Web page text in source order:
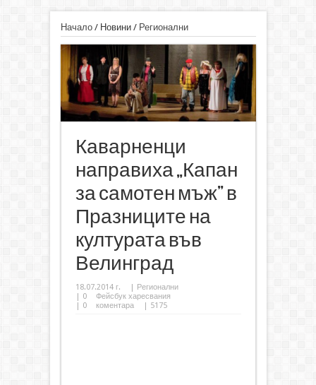
Начало/ Новини/ Регионални
Каварненци
направиха „Капан
за самотен мъж” в
Празниците на
културата във
Велинград
18.07.2014 г. | Регионални
| 0
Фейсбук харесвания
| 0 коментара | 5175